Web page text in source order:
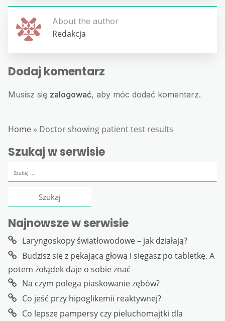
About the author
Redakcja
Dodaj komentarz
Musisz się zalogować, aby móc dodać komentarz.
Home » Doctor showing patient test results
Szukaj w serwisie
Najnowsze w serwisie
Laryngoskopy światłowodowe – jak działają?
Budzisz się z pękającą głową i sięgasz po tabletkę. A
potem żołądek daje o sobie znać
Na czym polega piaskowanie zębów?
Co jeść przy hipoglikemii reaktywnej?
Co lepsze pampersy czy pieluchomajtki dla